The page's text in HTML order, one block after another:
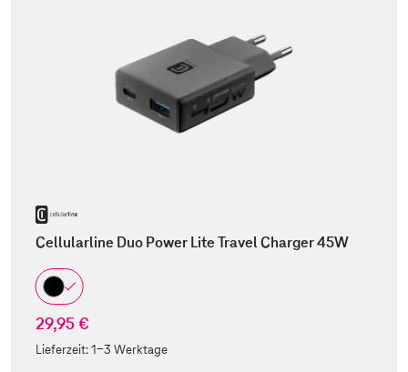
Cellularline Duo Power Lite Travel Charger 45W
29,95 €
Lieferzeit:1-3 Werktage